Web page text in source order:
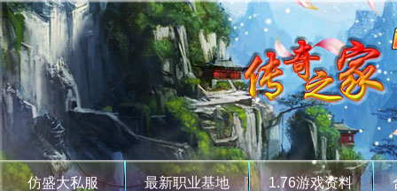
仿盛大私服 最新职业基地 1.76游戏资料